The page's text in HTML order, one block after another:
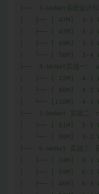
├──  3-WeNet系统设计
│   ├── [ 47M]  3-1
│   ├── [ 47M]  3-2
│   ├── [ 49M]  3-3
│   └── [ 58M]  3-4
├──  4-WeNet实战一：
│   ├── [ 72M]  4-1
│   ├── [ 80M]  4-2
│   └── [110M]  4-3
├──  5-WeNet 实战二
│   ├── [ 81M]  5-1
│   └── [ 98M]  5-2
├──  6-WeNet 实战三：
│   ├── [ 34M]  6-1
│   ├── [ 59M]  6-2
│   ├── [ 46M]  6-3